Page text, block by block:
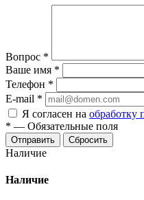
Вопрос *
Ваше имя *
Телефон *
E-mail *
Я согласен на обработку
* — Обязательные поля
Отправить Сбросить
Наличие
Наличие